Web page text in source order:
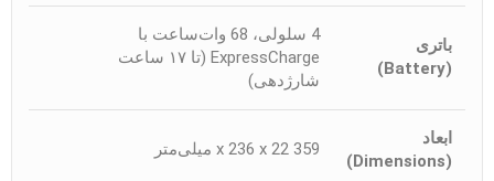
باتری
(Battery)
4 سلولی، 68 وات‌ساعت با
ExpressCharge (تا ۱۷ ساعت
شارژدهی)
ابعاد
(Dimensions)
359 x 236 x 22 میلی‌متر